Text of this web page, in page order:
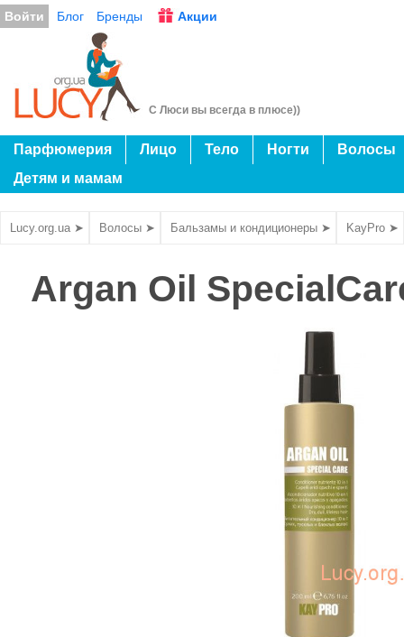
Войти Блог Бренды Акции
С Люси вы всегда в плюсе))
Парфюмерия Лицо Тело Ногти
Волосы
Детям и мамам
Lucy.org.ua ➤ Волосы ➤ Бальзамы и кондиционеры ➤ KayPro ➤
Argan Oil